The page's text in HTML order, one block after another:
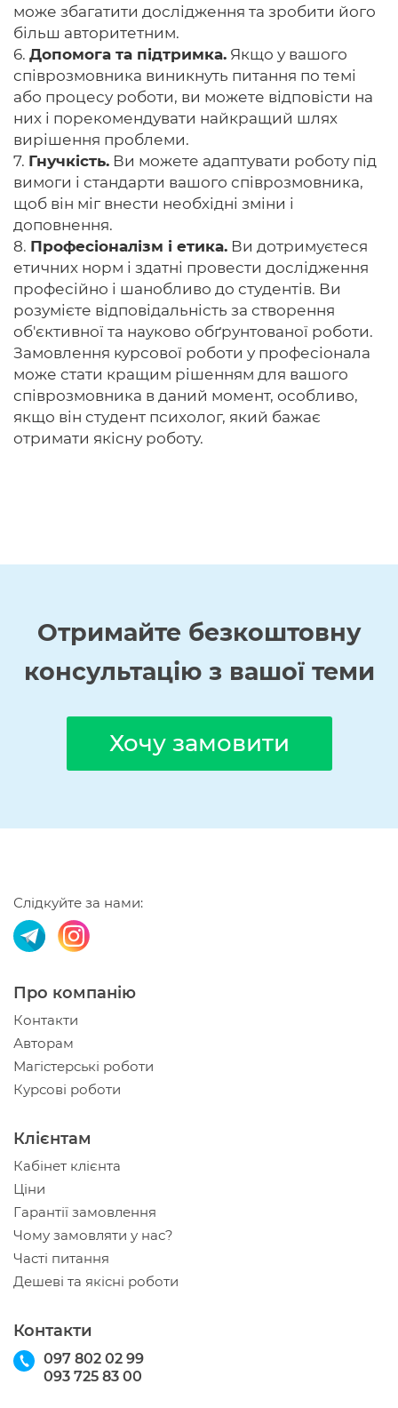
може збагатити дослідження та зробити його
більш авторитетним.
6. Допомога та підтримка. Якщо у вашого
співрозмовника виникнуть питання по темі
або процесу роботи, ви можете відповісти на
них і порекомендувати найкращий шлях
вирішення проблеми.
7. Гнучкість. Ви можете адаптувати роботу під
вимоги і стандарти вашого співрозмовника,
щоб він міг внести необхідні зміни і
доповнення.
8. Професіоналізм і етика. Ви дотримуєтеся
етичних норм і здатні провести дослідження
професійно і шанобливо до студентів. Ви
розумієте відповідальність за створення
об'єктивної та науково обґрунтованої роботи.
Замовлення курсової роботи у професіонала
може стати кращим рішенням для вашого
співрозмовника в даний момент, особливо,
якщо він студент психолог, який бажає
отримати якісну роботу.
Отримайте безкоштовну
консультацію з вашої теми
Хочу замовити
Слідкуйте за нами:
Про компанію
Контакти
Авторам
Магістерські роботи
Курсові роботи
Клієнтам
Кабінет клієнта
Ціни
Гарантії замовлення
Чому замовляти у нас?
Часті питання
Дешеві та якісні роботи
Контакти
097 802 02 99
093 725 83 00